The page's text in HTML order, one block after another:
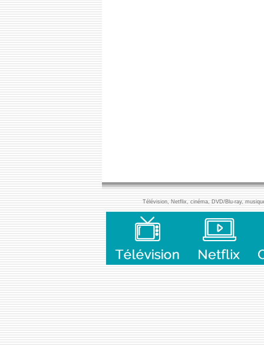
Télévision, Netflix, cinéma, DVD/Blu-ray,